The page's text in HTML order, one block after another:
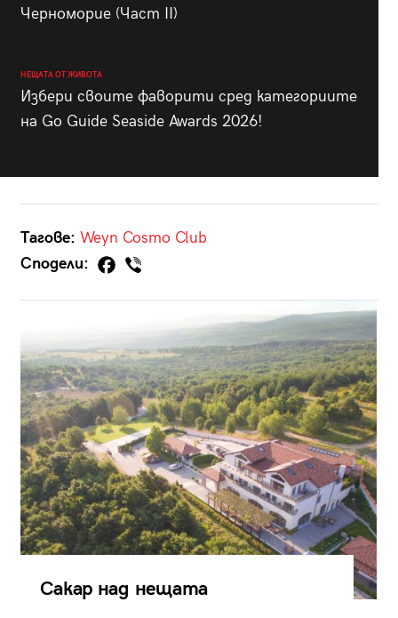
Черноморие (Част II)
НЕЩАТА ОТ ЖИВОТА
Избери своите фаворити сред категориите
на Go Guide Seaside Awards 2026!
Тагове: Weyn Cosmo Club
Сподели:
Сакар над нещата